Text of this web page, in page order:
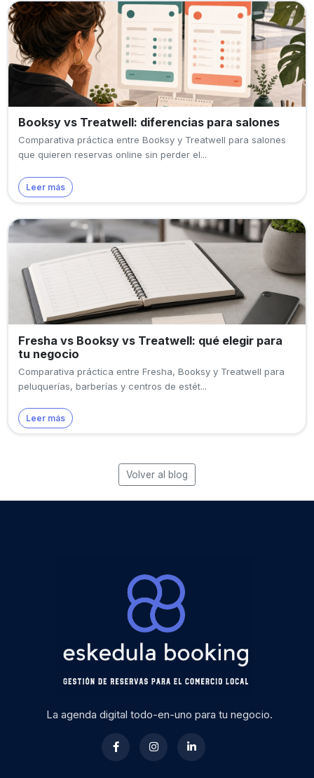
Booksy vs Treatwell: diferencias para salones
Comparativa práctica entre Booksy y Treatwell para salones
que quieren reservas online sin perder el...
Leer más
Fresha vs Booksy vs Treatwell: qué elegir para
tu negocio
Comparativa práctica entre Fresha, Booksy y Treatwell para
peluquerías, barberías y centros de estét...
Leer más
Volver al blog
La agenda digital todo-en-uno para tu negocio.